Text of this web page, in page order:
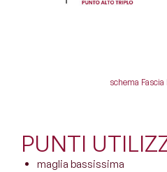
schema Fascia
PUNTI
maglia bassissima